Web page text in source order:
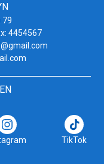
79
4454567
TikTok